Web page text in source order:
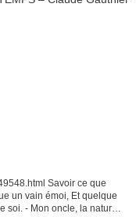
Savoir ce que
un vain émoi, Et quelque
soi. - Mon oncle, la nature,